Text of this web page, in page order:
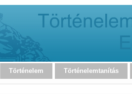
Történelem Történelemtanítás